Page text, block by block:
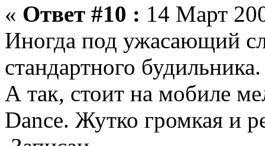
« Ответ #10 : 14 Март
Иногда под ужасающий
стандартного будильника.
А так, стоит на мобиле
Dance. Жутко громкая и